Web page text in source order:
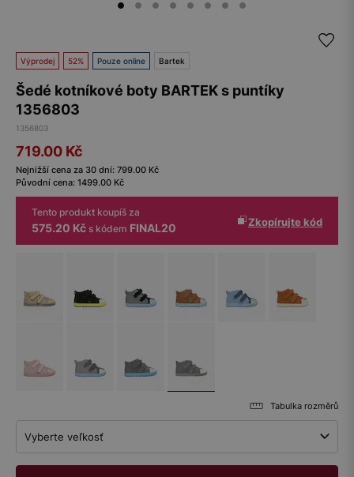
Výprodej 52% Pouze online Bartek
Šedé kotníkové boty BARTEK s puntíky
1356803
1356803
719.00 Kč
Nejnižší cena za 30 dní: 799.00 Kč
Původní cena: 1499.00 Kč
Tento produkt koupíš za
575.20 Kč s kódem FINAL20 Zkopírujte kód
Tabulka rozměrů
Vyberte veľkosť